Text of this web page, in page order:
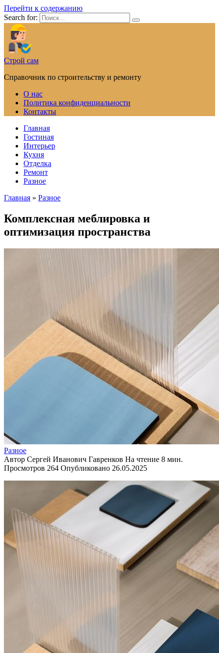
Перейти к содержанию
Search for:
Строй сам
Справочник по строительству и ремонту
О нас
Политика конфиденциальности
Контакты
Главная
Гостиная
Интерьер
Кухня
Отделка
Ремонт
Разное
Главная » Разное
Комплексная меблировка и
оптимизация пространства
Разное
Автор Сергей Иванович Гавренков На чтение 8 мин.
Просмотров 264 Опубликовано 26.05.2025